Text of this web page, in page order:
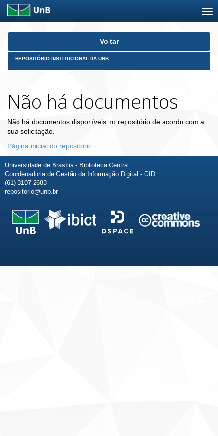
Skip
Voltar
REPOSITÓRIO INSTITUCIONAL DA UNB
Não há documentos
Não há documentos disponíveis no repositório de acordo com a
sua solicitação.
Página inicial do repositório
Universidade de Brasília - Biblioteca Central
Coordenadoria de Gestão da Informação Digital - GID
(61) 3107-2683
repositorio@unb.br